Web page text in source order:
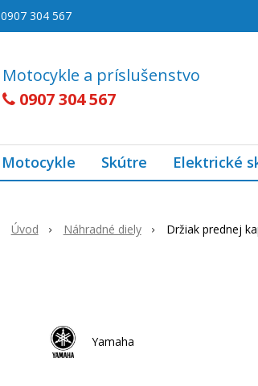
Motocykle a príslušenstvo
0907 304 567
0907 304 567
Motocykle Skútre Elektrické
Úvod Náhradné diely Držiak prednej
Yamaha